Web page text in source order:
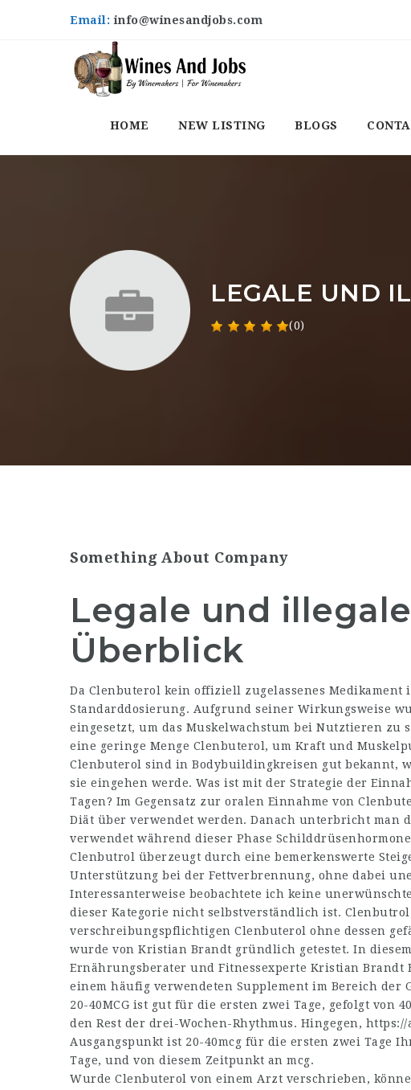
Email:info@winesandjobs.com
HOME NEW LISTING BLOGS
LEGALE UND
(0)
Something About Company
Legale und
Überblick
Da Clenbuterol kein offiziell zugelassenes
Standarddosierung. Aufgrund seiner Wirkungsweise
eingesetzt, um das Muskelwachstum bei Nutztieren zu
eine geringe Menge Clenbuterol, um Kraft und
Clenbuterol sind in Bodybuildingkreisen gut bekannt,
sie eingehen werde. Was ist mit der Strategie der
Tagen? Im Gegensatz zur oralen Einnahme von
Diät über verwendet werden. Danach unterbricht man
verwendet während dieser Phase
Clenbutrol überzeugt durch eine bemerkenswerte
Unterstützung bei der Fettverbrennung, ohne dabei
Interessanterweise beobachtete ich keine
dieser Kategorie nicht selbstverständlich ist.
verschreibungspflichtigen Clenbuterol ohne dessen
wurde von Kristian Brandt gründlich getestet. In
Ernährungsberater und Fitnessexperte Kristian
einem häufig verwendeten Supplement im Bereich der
20-40MCG ist gut für die ersten zwei Tage, gefolgt von
den Rest der drei-Wochen-Rhythmus. Hingegen, https://
Ausgangspunkt ist 20-40mcg für die ersten zwei Tage
Tage, und von diesem Zeitpunkt an mcg.
Wurde Clenbuterol von einem Arzt verschrieben,